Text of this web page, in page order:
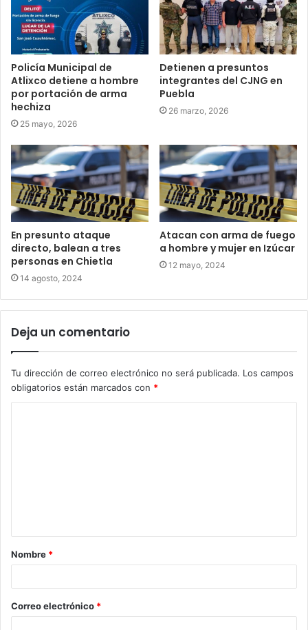
Policía Municipal de
Atlixco detiene a hombre
por portación de arma
hechiza
25 mayo, 2026
Detienen a presuntos
integrantes del CJNG en
Puebla
26 marzo, 2026
En presunto ataque
directo, balean a tres
personas en Chietla
14 agosto, 2024
Atacan con arma de fuego
a hombre y mujer en Izúcar
12 mayo, 2024
Deja un comentario
Tu dirección de correo electrónico no será publicada. Los campos
obligatorios están marcados con *
Nombre *
Correo electrónico *